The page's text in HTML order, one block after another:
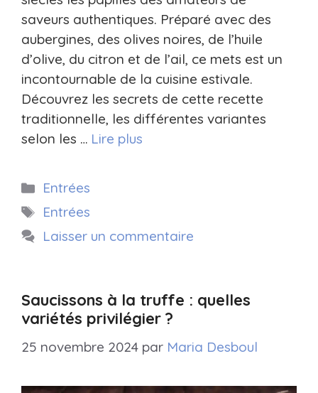
saveurs authentiques. Préparé avec des
aubergines, des olives noires, de l’huile
d’olive, du citron et de l’ail, ce mets est un
incontournable de la cuisine estivale.
Découvrez les secrets de cette recette
traditionnelle, les différentes variantes
selon les … Lire plus
Catégories
Entrées
Étiquettes
Entrées
Laisser un commentaire
Saucissons à la truffe : quelles
variétés privilégier ?
25 novembre 2024 par Maria Desboul